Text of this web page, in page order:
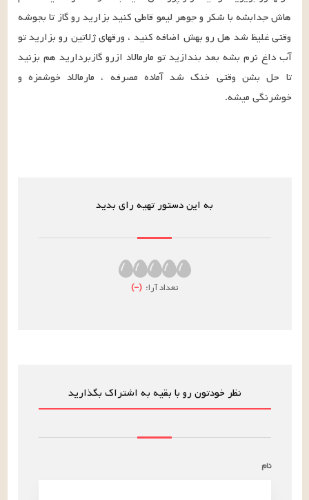
خوشرنگی میشه.
به این دستور تهیه رای بدید
تعداد آرا: (
–
)
نظر خودتون رو با بقیه به اشتراک بگذارید
نام